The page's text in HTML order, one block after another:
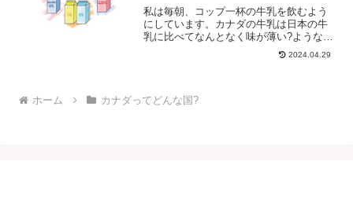
私は毎朝、コップ一杯の牛乳を飲むよう
にしています。カナダの牛乳は日本の牛
乳に比べてなんとなく味が薄い?ような気
がします。いつも飲んでいる牛乳が乳脂
肪率２％だからかな？牛乳の種類はいく
2024.04.29
ホーム カナダってどんな国?